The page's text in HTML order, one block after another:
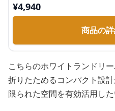
¥4,940
商品の
こちらのホワイトランドリ
折りたためるコンパクト設計
限られた空間を有効活用した